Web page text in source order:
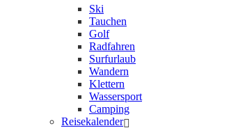
Ski
Tauchen
Golf
Radfahren
Surfurlaub
Wandern
Klettern
Wassersport
Camping
Reisekalender